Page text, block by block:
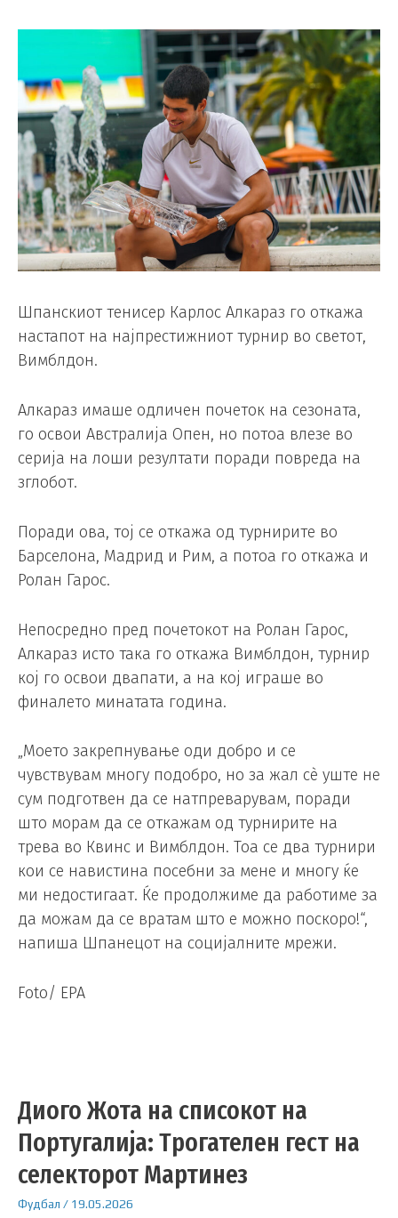
Шпанскиот тенисер Карлос Алкараз го откажа
настапот на најпрестижниот турнир во светот,
Вимблдон.
Алкараз имаше одличен почеток на сезоната,
го освои Австралија Опен, но потоа влезе во
серија на лоши резултати поради повреда на
зглобот.
Поради ова, тој се откажа од турнирите во
Барселона, Мадрид и Рим, а потоа го откажа и
Ролан Гарос.
Непосредно пред почетокот на Ролан Гарос,
Алкараз исто така го откажа Вимблдон, турнир
кој го освои двапати, а на кој играше во
финалето минатата година.
„Моето закрепнување оди добро и се
чувствувам многу подобро, но за жал сè уште не
сум подготвен да се натпреварувам, поради
што морам да се откажам од турнирите на
трева во Квинс и Вимблдон. Тоа се два турнири
кои се навистина посебни за мене и многу ќе
ми недостигаат. Ќе продолжиме да работиме за
да можам да се вратам што е можно поскоро!“,
напиша Шпанецот на социјалните мрежи.
Foto/ EPA
Диого Жота на списокот на
Португалија: Трогателен гест на
селекторот Мартинез
Фудбал / 19.05.2026